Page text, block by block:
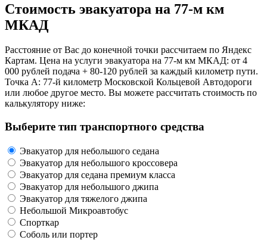
Стоимость эвакуатора на 77-м км
МКАД
Расстояние от Вас до конечной точки рассчитаем по Яндекс
Картам. Цена на услуги эвакуатора на 77-м км МКАД: от 4
000 рублей подача + 80-120 рублей за каждый километр пути.
Точка А: 77-й километр Московской Кольцевой Автодороги
или любое другое место. Вы можете рассчитать стоимость по
калькулятору ниже:
Выберите тип транспортного средства
Эвакуатор для небольшого седана
Эвакуатор для небольшого кроссовера
Эвакуатор для седана премиум класса
Эвакуатор для небольшого джипа
Эвакуатор для тяжелого джипа
Небольшой Микроавтобус
Спорткар
Соболь или портер